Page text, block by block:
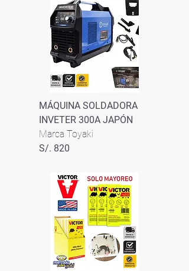
MÁQUINA SOLDADORA
INVETER 300A JAPÓN
Marca Toyaki
S/. 820